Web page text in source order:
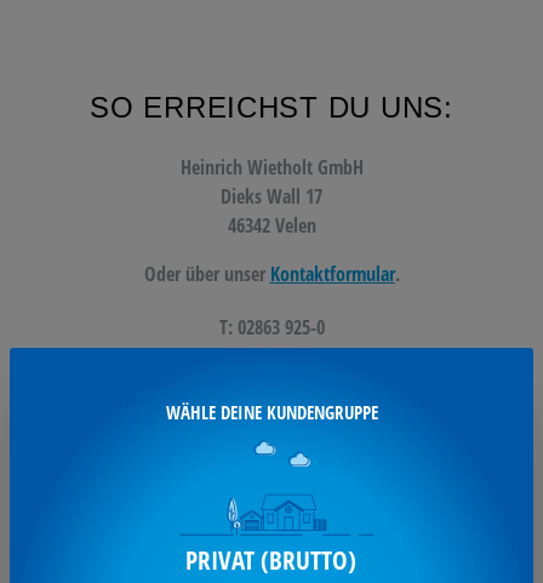
SO ERREICHST DU UNS:
Heinrich Wietholt GmbH
Dieks Wall 17
46342 Velen
Oder über unser Kontaktformular.
T: 02863 925-0
F: 02863 925-101
kontakt@wietholt.de
UNSERE SERVICES:
Markenwelt
WÄHLE DEINE KUNDENGRUPPE
PRIVAT (BRUTTO)